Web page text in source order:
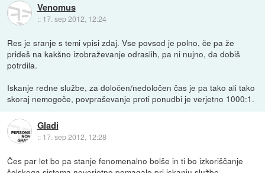
Venomus
:: 17. sep 2012, 12:24
Res je sranje s temi vpisi zdaj. Vse povsod je polno, če pa že
prideš na kakšno izobraževanje odraslih, pa ni nujno, da dobiš
potrdila.
Iskanje redne službe, za določen/nedoločen čas je pa tako ali tako
skoraj nemogoče, povpraševanje proti ponudbi je verjetno 1000:1.
Gladi
:: 17. sep 2012, 12:28
Čes par let bo pa stanje fenomenalno bolše in ti bo izkoriščanje